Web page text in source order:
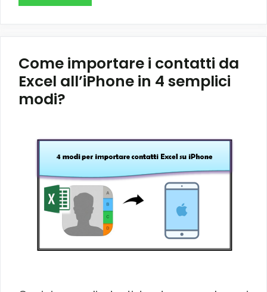
Come importare i contatti da
Excel all’iPhone in 4 semplici
modi?